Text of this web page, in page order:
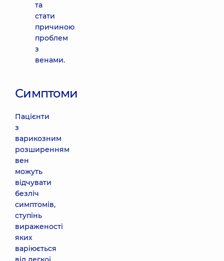
та
стати
причиною
проблем
з
венами.
Симптоми
Пацієнти
з
варикозним
розширенням
вен
можуть
відчувати
безліч
симптомів,
ступінь
вираженості
яких
варіюється